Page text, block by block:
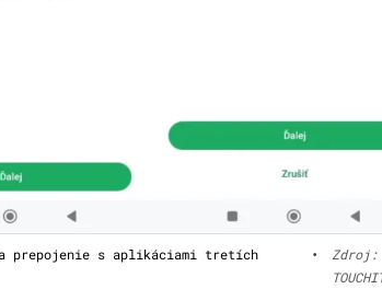
prepojenie s aplikáciami tretích
•
Zdroj: